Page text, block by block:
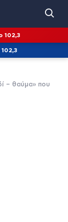
102,3
– θαύμα» που